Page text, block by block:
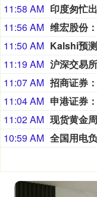
11:58 AM 印度匆忙
11:56 AM
11:50 AM
11:19 AM 沪深交易
11:07 AM
11:04 AM
11:02 AM
10:59 AM